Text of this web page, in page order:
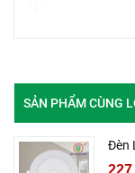
SẢN PHẨM CÙNG
Đèn